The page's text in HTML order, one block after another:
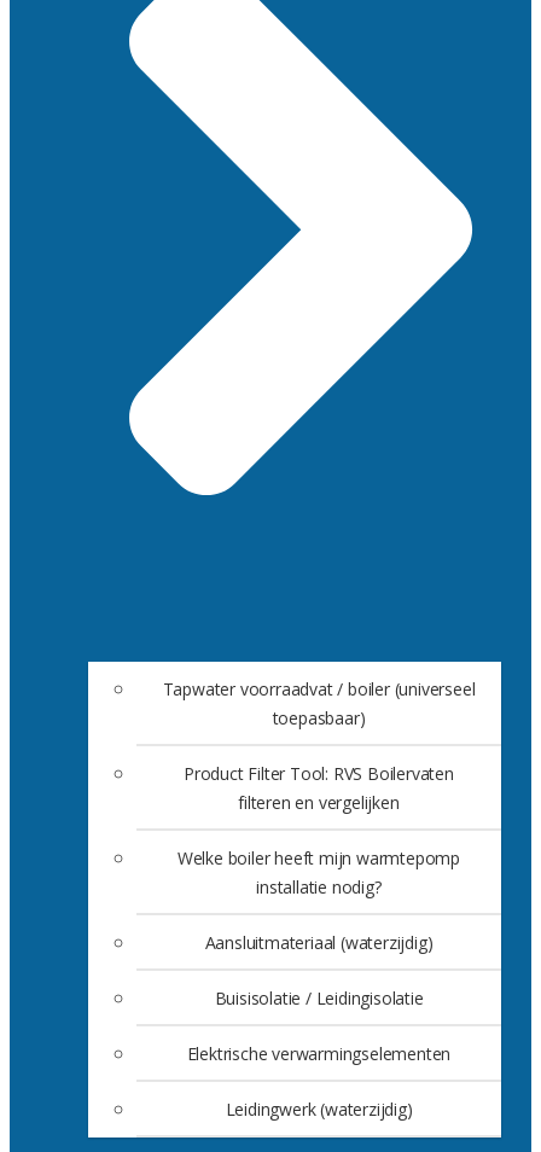
Tapwater voorraadvat / boiler (universeel
toepasbaar)
Product Filter Tool: RVS Boilervaten
filteren en vergelijken
Welke boiler heeft mijn warmtepomp
installatie nodig?
Aansluitmateriaal (waterzijdig)
Buisisolatie / Leidingisolatie
Elektrische verwarmingselementen
Leidingwerk (waterzijdig)